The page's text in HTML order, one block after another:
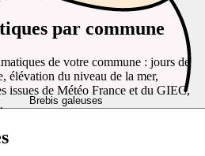
Brebis galeuses
par commune
de votre commune : jours de
élévation du niveau de la mer,
issues de Météo France et du GIEC,